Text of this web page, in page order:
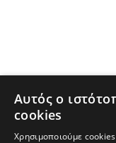
Αυτός ο
cookies
Χρησιμοποιούμε